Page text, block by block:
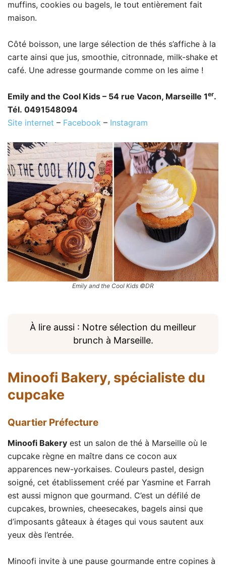
muffins, cookies ou bagels, le tout entièrement fait
maison.
Côté boisson, une large sélection de thés s’affiche à la
carte ainsi que jus, smoothie, citronnade, milk-shake et
café. Une adresse gourmande comme on les aime !
Emily and the Cool Kids – 54 rue Vacon, Marseille 1er.
Tél. 0491548094
Site internet – Facebook – Instagram
Emily and the Cool Kids ©DR
À lire aussi : Notre sélection du meilleur
brunch à Marseille.
Minoofi Bakery, spécialiste du
cupcake
Quartier Préfecture
Minoofi Bakery est un salon de thé à Marseille où le
cupcake règne en maître dans ce cocon aux
apparences new-yorkaises. Couleurs pastel, design
soigné, cet établissement créé par Yasmine et Farrah
est aussi mignon que gourmand. C’est un défilé de
cupcakes, brownies, cheesecakes, bagels ainsi que
d’imposants gâteaux à étages qui vous sautent aux
yeux dès l’entrée.
Minoofi invite à une pause gourmande entre copines à